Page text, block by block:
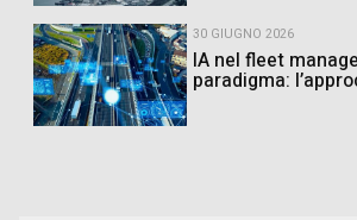
30 GIUGNO 2026
IA nel fleet
paradigma: